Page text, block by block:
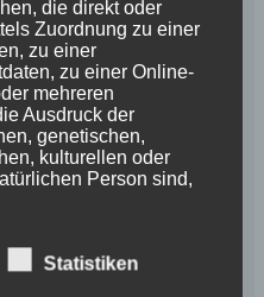
die direkt oder
Zuordnung zu einer
zu einer
zu einer Online-
mehreren
Ausdruck der
genetischen,
kulturellen oder
Person sind,
Statistiken